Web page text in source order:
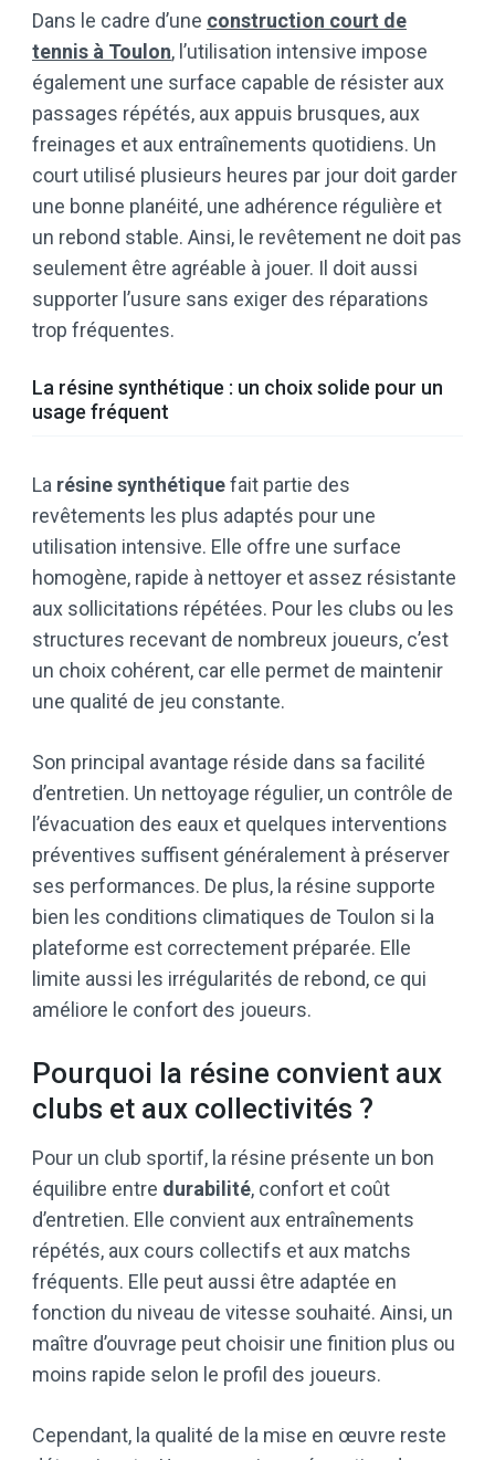
Dans le cadre d’une construction court de
tennis à Toulon, l’utilisation intensive impose
également une surface capable de résister aux
passages répétés, aux appuis brusques, aux
freinages et aux entraînements quotidiens. Un
court utilisé plusieurs heures par jour doit garder
une bonne planéité, une adhérence régulière et
un rebond stable. Ainsi, le revêtement ne doit pas
seulement être agréable à jouer. Il doit aussi
supporter l’usure sans exiger des réparations
trop fréquentes.
La résine synthétique : un choix solide pour un
usage fréquent
La résine synthétiquefait partie des
revêtements les plus adaptés pour une
utilisation intensive. Elle offre une surface
homogène, rapide à nettoyer et assez résistante
aux sollicitations répétées. Pour les clubs ou les
structures recevant de nombreux joueurs, c’est
un choix cohérent, car elle permet de maintenir
une qualité de jeu constante.
Son principal avantage réside dans sa facilité
d’entretien. Un nettoyage régulier, un contrôle de
l’évacuation des eaux et quelques interventions
préventives suffisent généralement à préserver
ses performances. De plus, la résine supporte
bien les conditions climatiques de Toulon si la
plateforme est correctement préparée. Elle
limite aussi les irrégularités de rebond, ce qui
améliore le confort des joueurs.
Pourquoi la résine convient aux
clubs et aux collectivités ?
Pour un club sportif, la résine présente un bon
équilibre entre durabilité, confort et coût
d’entretien. Elle convient aux entraînements
répétés, aux cours collectifs et aux matchs
fréquents. Elle peut aussi être adaptée en
fonction du niveau de vitesse souhaité. Ainsi, un
maître d’ouvrage peut choisir une finition plus ou
moins rapide selon le profil des joueurs.
Cependant, la qualité de la mise en œuvre reste